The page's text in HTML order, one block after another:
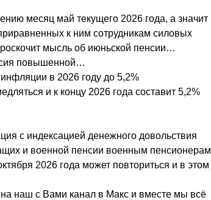
месяц май текущего 2026 года, а значит
к ним сотрудникам силовых
мысль об июньской пенсии…
повышенной…
в 2026 году до 5,2%
и к концу 2026 года составит 5,2%
с индексацией денежного довольствия
и военной пенсии военным пенсионерам
2026 года может повториться и в этом
наш с Вами канал в Макс и вместе мы всё